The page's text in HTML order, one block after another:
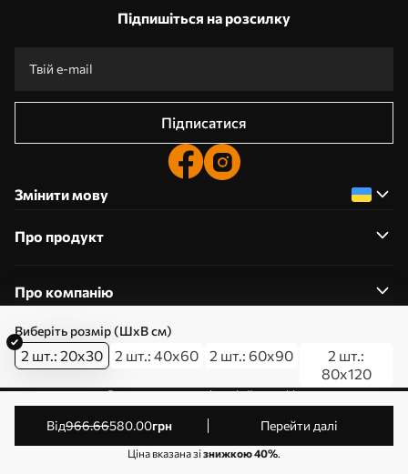
Виберіть розмір (ШхВ см)
2 шт.: 20x30 2 шт.: 40x60 2 шт.: 60x90
2 шт.:
80x120
від966.66580.00грн Перейти далі
Ціна вказана зізнижкою 40%.
Підпишіться на розсилку
Підписатися
Змінити мову
Про продукт
Про компанію
Редагування дозволів на файли cookie
© 2011-2026 Art-holst. Усі права захищені. Власник:
ТОВ “КЛЄВЄР”. Код ЄДРПОУ: 31780602.